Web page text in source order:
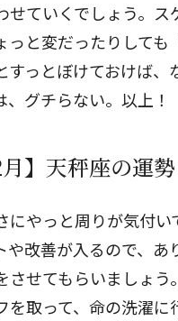
せていくでしょう。ス
っと変だったりしても
すっとぼけておけば、
、グチらない。以上！
月】天秤座の運勢
にやっと周りが気付い
や改善が入るので、あ
させてもらいましょう
を取って、命の洗濯に